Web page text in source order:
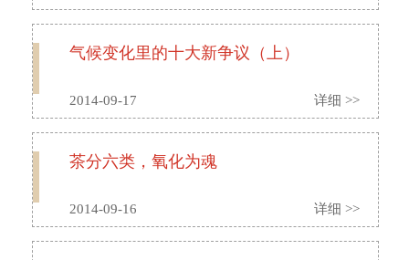
气候变化里的十大新争议（上）
2014-09-17 详细 >>
茶分六类，氧化为魂
2014-09-16 详细 >>